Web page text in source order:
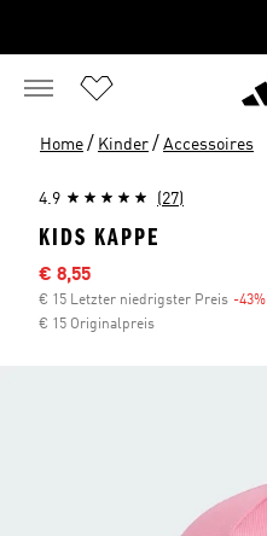
Home / Kinder / Accessoires
4.9 (27)
KIDS KAPPE
Sale-Preis
€ 8,55
€ 15 Letzter niedrigster Preis -43%
€ 15 Originalpreis